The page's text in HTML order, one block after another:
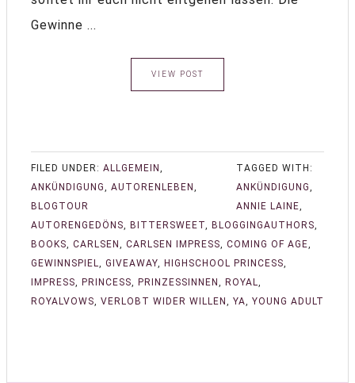
Gewinne ...
VIEW POST
FILED UNDER: ALLGEMEIN ,
ANKÜNDIGUNG, AUTORENLEBEN ,
BLOGTOUR
TAGGED WITH:
ANKÜNDIGUNG,
ANNIE LAINE,
AUTORENGEDÖNS, BITTERSWEET, BLOGGINGAUTHORS,
BOOKS, CARLSEN , CARLSEN IMPRESS, COMING OF AGE,
GEWINNSPIEL, GIVEAWAY, HIGHSCHOOL PRINCESS,
IMPRESS, PRINCESS, PRINZESSINNEN , ROYAL,
ROYALVOWS, VERLOBT WIDER WILLEN , YA, YOUNG ADULT